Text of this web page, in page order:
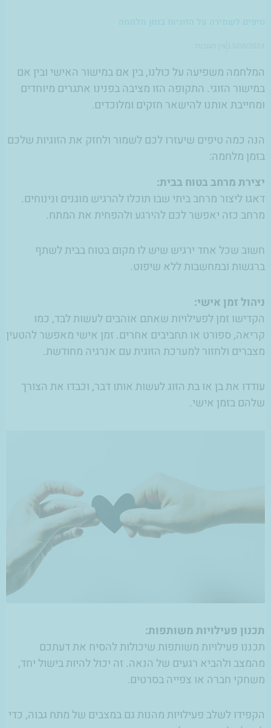
טיפים לשמירה על הזוגיות בזמן מלחמה
המלחמה משפיעה על כולנו, בין אם במישור האישי ובין אם
במישור הזוגי. התקופה הזו מציבה בפנינו אתגרים מיוחדים
ומחייבת אותנו להישאר חזקים ומלוכדים.
הנה כמה טיפים שיעזרו לכם לשמור ולחזק את הזוגיות שלכם
בזמן מלחמה:
יצירת מרחב בטוח בבית:
דאגו ליצור מרחב ביתי שבו תוכלו להרגיש מוגנים ונינוחים.
מרחב כזה יאפשר לכם להירגע ולהפחית את המתח.
חשוב שכל אחד ירגיש שיש לו מקום בטוח בבית לשתף
ברגשות ובמחשבות ללא שיפוט.
ניהול זמן אישי:
הקדישו זמן לפעילויות שאתם אוהבים לעשות לבד, כמו
קריאה, ספורט או תחביבים אחרים. זמן אישי מאפשר להטעין
מצברים ולחזור למערכת הזוגית עם אנרגיה מחודשת.
עודדו את בן או בת הזוג לעשות אותו דבר, וכבדו את הצורך
שלהם בזמן אישי.
תכנון פעילויות משותפות:
תכננו פעילויות משותפות שיכולות להסיח את דעתכם
מהמצב ולהביא רגעים של הנאה. זה יכול להיות בישול יחד,
משחקי חברה או צפייה בסרטים.
הקפידו לשלב פעילויות מהנות גם במצבים של מתח גבוה, כדי